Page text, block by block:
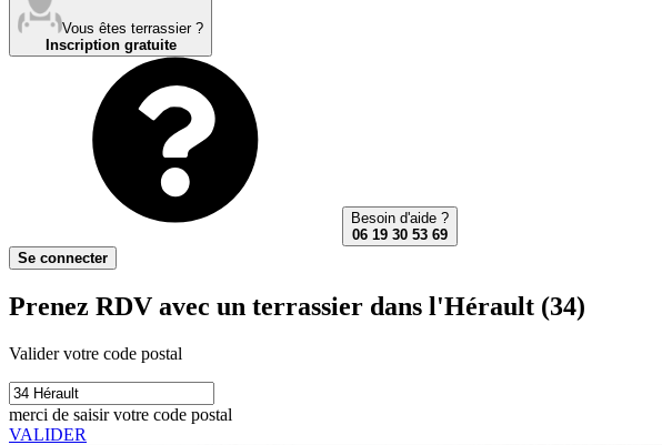
Vous êtes terrassier ?
Inscription gratuite
Besoin d'aide ?
06 19 30 53 69
Se connecter
Prenez RDV avec un terrassier dans l'Hérault (34)
Valider votre code postal
merci de saisir votre code postal
VALIDER